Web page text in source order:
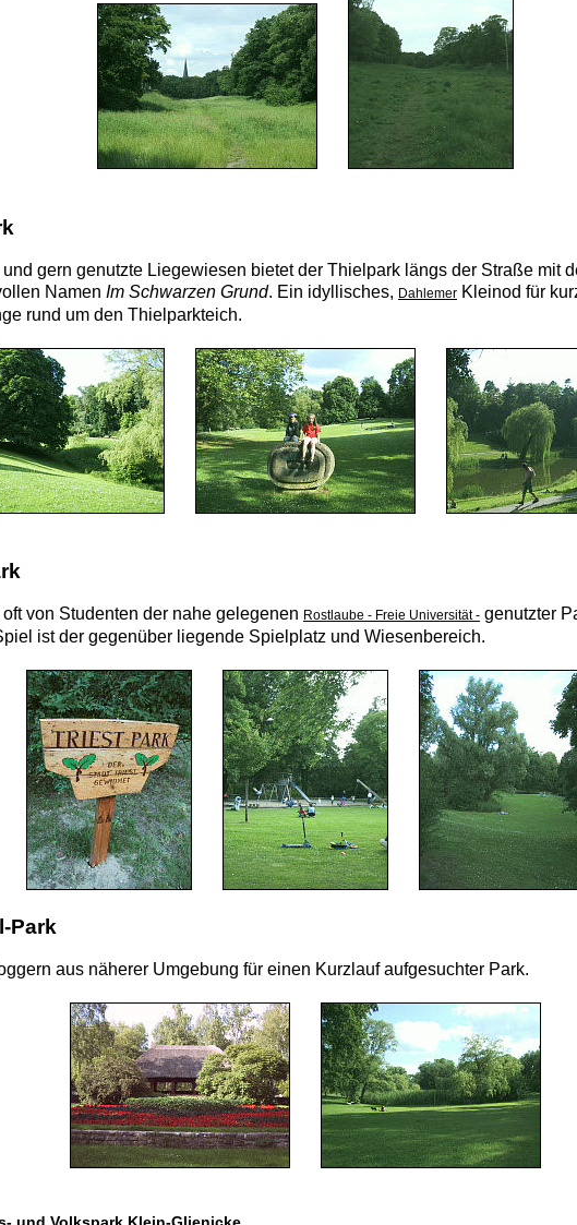
gern genutzte Liegewiesen bietet der Thielpark längs der Straße mit
Namen Im Schwarzen Grund. Ein idyllisches, Dahlemer Kleinod für
rund um den Thielparkteich.
oft von Studenten der nahe gelegenen Rostlaube - Freie Universität - genutzter
ist der gegenüber liegende Spielplatz und Wiesenbereich.
Park
aus näherer Umgebung für einen Kurzlauf aufgesuchter Park.
und Volkspark Klein-Glienicke